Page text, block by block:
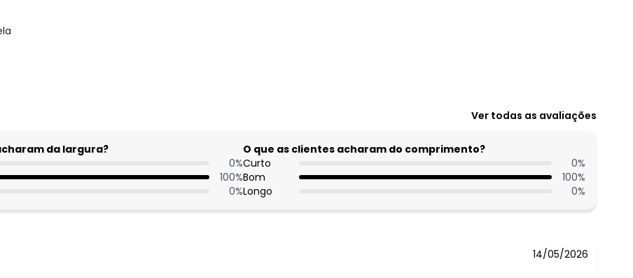
N/D*
R$ 136,99
R$ 116,99
N/D*
N/D*
Ver todas as avaliações
da largura?
0%
100%
0%
O que as clientes acharam do comprimento?
Curto
0%
Bom
100%
Longo
0%
14/05/2026